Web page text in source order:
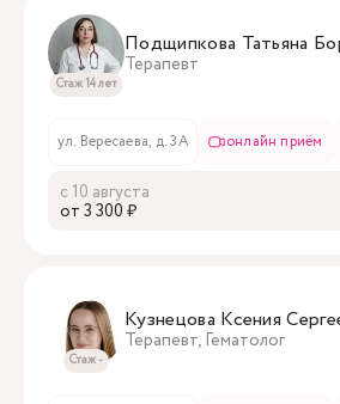
Стаж 14 лет
Подщипкова Татьяна
Терапевт
ул. Вересаева, д. 3А онлайн приём
с 10 августа
oт 3 300 ₽
Стаж -
Кузнецова Ксения
Терапевт, Гематолог